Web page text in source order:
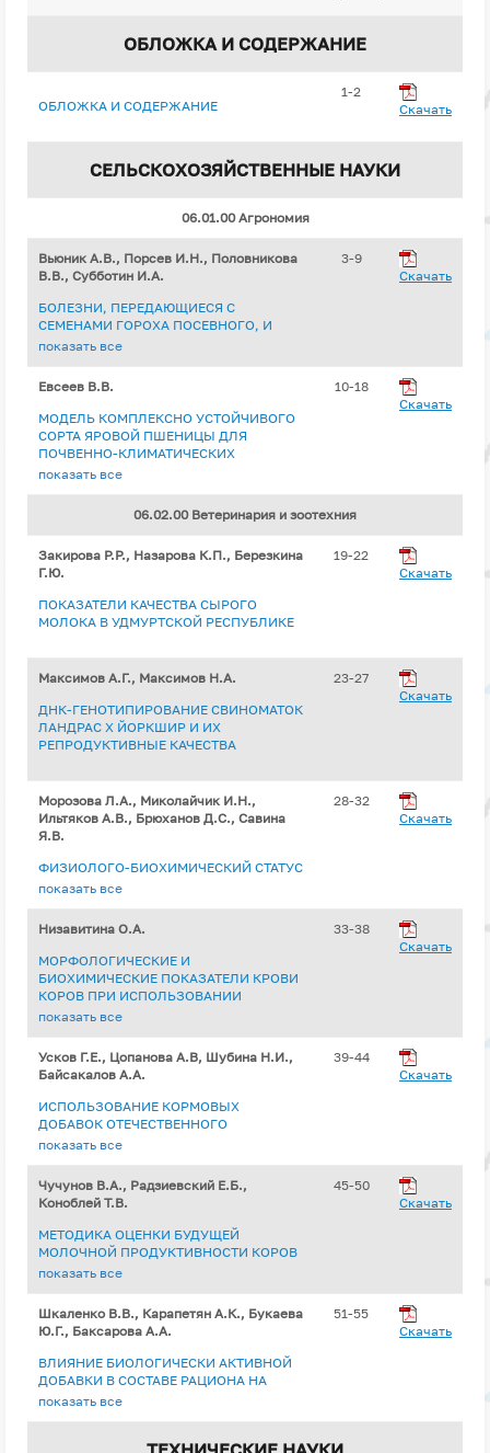
ОБЛОЖКА И СОДЕРЖАНИЕ
ОБЛОЖКА И СОДЕРЖАНИЕ
1-2
Скачать
СЕЛЬСКОХОЗЯЙСТВЕННЫЕ НАУКИ
06.01.00 Агрономия
Вьюник А.В., Порсев И.Н., Половникова
В.В., Субботин И.А.
БОЛЕЗНИ, ПЕРЕДАЮЩИЕСЯ С
СЕМЕНАМИ ГОРОХА ПОСЕВНОГО, И
МЕРЫ БОРЬБЫ С НИМИ В УСЛОВИЯХ
показать все
3-9
Скачать
Евсеев В.В.
МОДЕЛЬ КОМПЛЕКСНО УСТОЙЧИВОГО
СОРТА ЯРОВОЙ ПШЕНИЦЫ ДЛЯ
ПОЧВЕННО-КЛИМАТИЧЕСКИХ
УСЛОВИЙ КУРГАНСКОЙ ОБЛАСТИ
показать все
10-18
Скачать
06.02.00 Ветеринария и зоотехния
Закирова Р.Р., Назарова К.П., Березкина
Г.Ю.
ПОКАЗАТЕЛИ КАЧЕСТВА СЫРОГО
МОЛОКА В УДМУРТСКОЙ РЕСПУБЛИКЕ
19-22
Скачать
Максимов А.Г., Максимов Н.А.
ДНК-ГЕНОТИПИРОВАНИЕ СВИНОМАТОК
ЛАНДРАС Х ЙОРКШИР И ИХ
РЕПРОДУКТИВНЫЕ КАЧЕСТВА
23-27
Скачать
Морозова Л.А., Миколайчик И.Н.,
Ильтяков А.В., Брюханов Д.С., Савина
Я.В.
ФИЗИОЛОГО-БИОХИМИЧЕСКИЙ СТАТУС
МОЛОДНЯКА СВИНЕЙ ПРИ
КОМПОЗИЦИИ
показать все
28-32
Скачать
Низавитина О.А.
МОРФОЛОГИЧЕСКИЕ И
БИОХИМИЧЕСКИЕ ПОКАЗАТЕЛИ КРОВИ
КОРОВ ПРИ ИСПОЛЬЗОВАНИИ
ПРОБИОТИЧЕСКОГО ПРЕПАРАТА
показать все
33-38
Скачать
Усков Г.Е., Цопанова А.В, Шубина Н.И.,
Байсакалов А.А.
ИСПОЛЬЗОВАНИЕ КОРМОВЫХ
ДОБАВОК ОТЕЧЕСТВЕННОГО
ПРОИЗВОДСТВА В КОРМЛЕНИИ
показать все
39-44
Скачать
Чучунов В.А., Радзиевский Е.Б.,
Коноблей Т.В.
МЕТОДИКА ОЦЕНКИ БУДУЩЕЙ
МОЛОЧНОЙ ПРОДУКТИВНОСТИ КОРОВ
СИММЕНТАЛЬСКОЙ ПОРОДЫ
показать все
45-50
Скачать
Шкаленко В.В., Карапетян А.К., Букаева
Ю.Г., Баксарова А.А.
ВЛИЯНИЕ БИОЛОГИЧЕСКИ АКТИВНОЙ
ДОБАВКИ В СОСТАВЕ РАЦИОНА НА
ГЕМАТОЛОГИЧЕСКИЕ ПОКАЗАТЕЛИ
показать все
51-55
Скачать